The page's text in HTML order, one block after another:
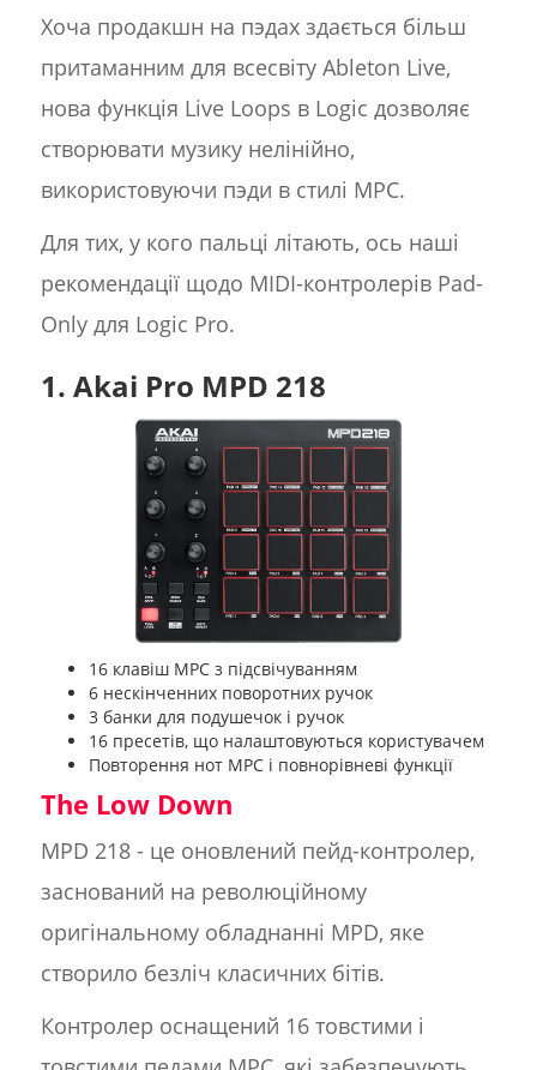
Хоча продакшн на пэдах здається більш
притаманним для всесвіту Ableton Live,
нова функція Live Loops в Logic дозволяє
створювати музику нелінійно,
використовуючи пэди в стилі MPC.
Для тих, у кого пальці літають, ось наші
рекомендації щодо MIDI-контролерів Pad-
Only для Logic Pro.
1. Akai Pro MPD 218
16 клавіш MPC з підсвічуванням
6 нескінченних поворотних ручок
3 банки для подушечок і ручок
16 пресетів, що налаштовуються користувачем
Повторення нот MPC і повнорівневі функції
The Low Down
MPD 218 - це оновлений пейд-контролер,
заснований на революційному
оригінальному обладнанні MPD, яке
створило безліч класичних бітів.
Контролер оснащений 16 товстими і